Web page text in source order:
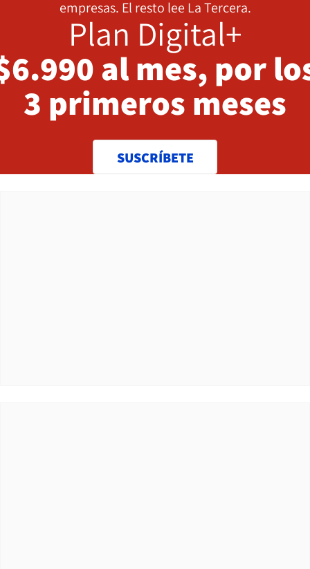
empresas. El resto lee La Tercera.
Plan Digital+
al mes, por
3 primeros meses
SUSCRÍBETE